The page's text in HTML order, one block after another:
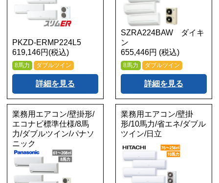
PKZD-ERMP224L5
619,146円(税込)
8馬力 ダブルツイン
詳細を見る
SZRA224BAW ダイキ
ン
655,446円 (税込)
8馬力 ダブルツイン
詳細を見る
業務用エアコン/壁掛形/
エコナビ標準仕様/8馬
力/ダブルツイン/パナソ
ニック
業務用エアコン/壁掛
形/10馬力/省エネ/ダブル
ツイン/日立